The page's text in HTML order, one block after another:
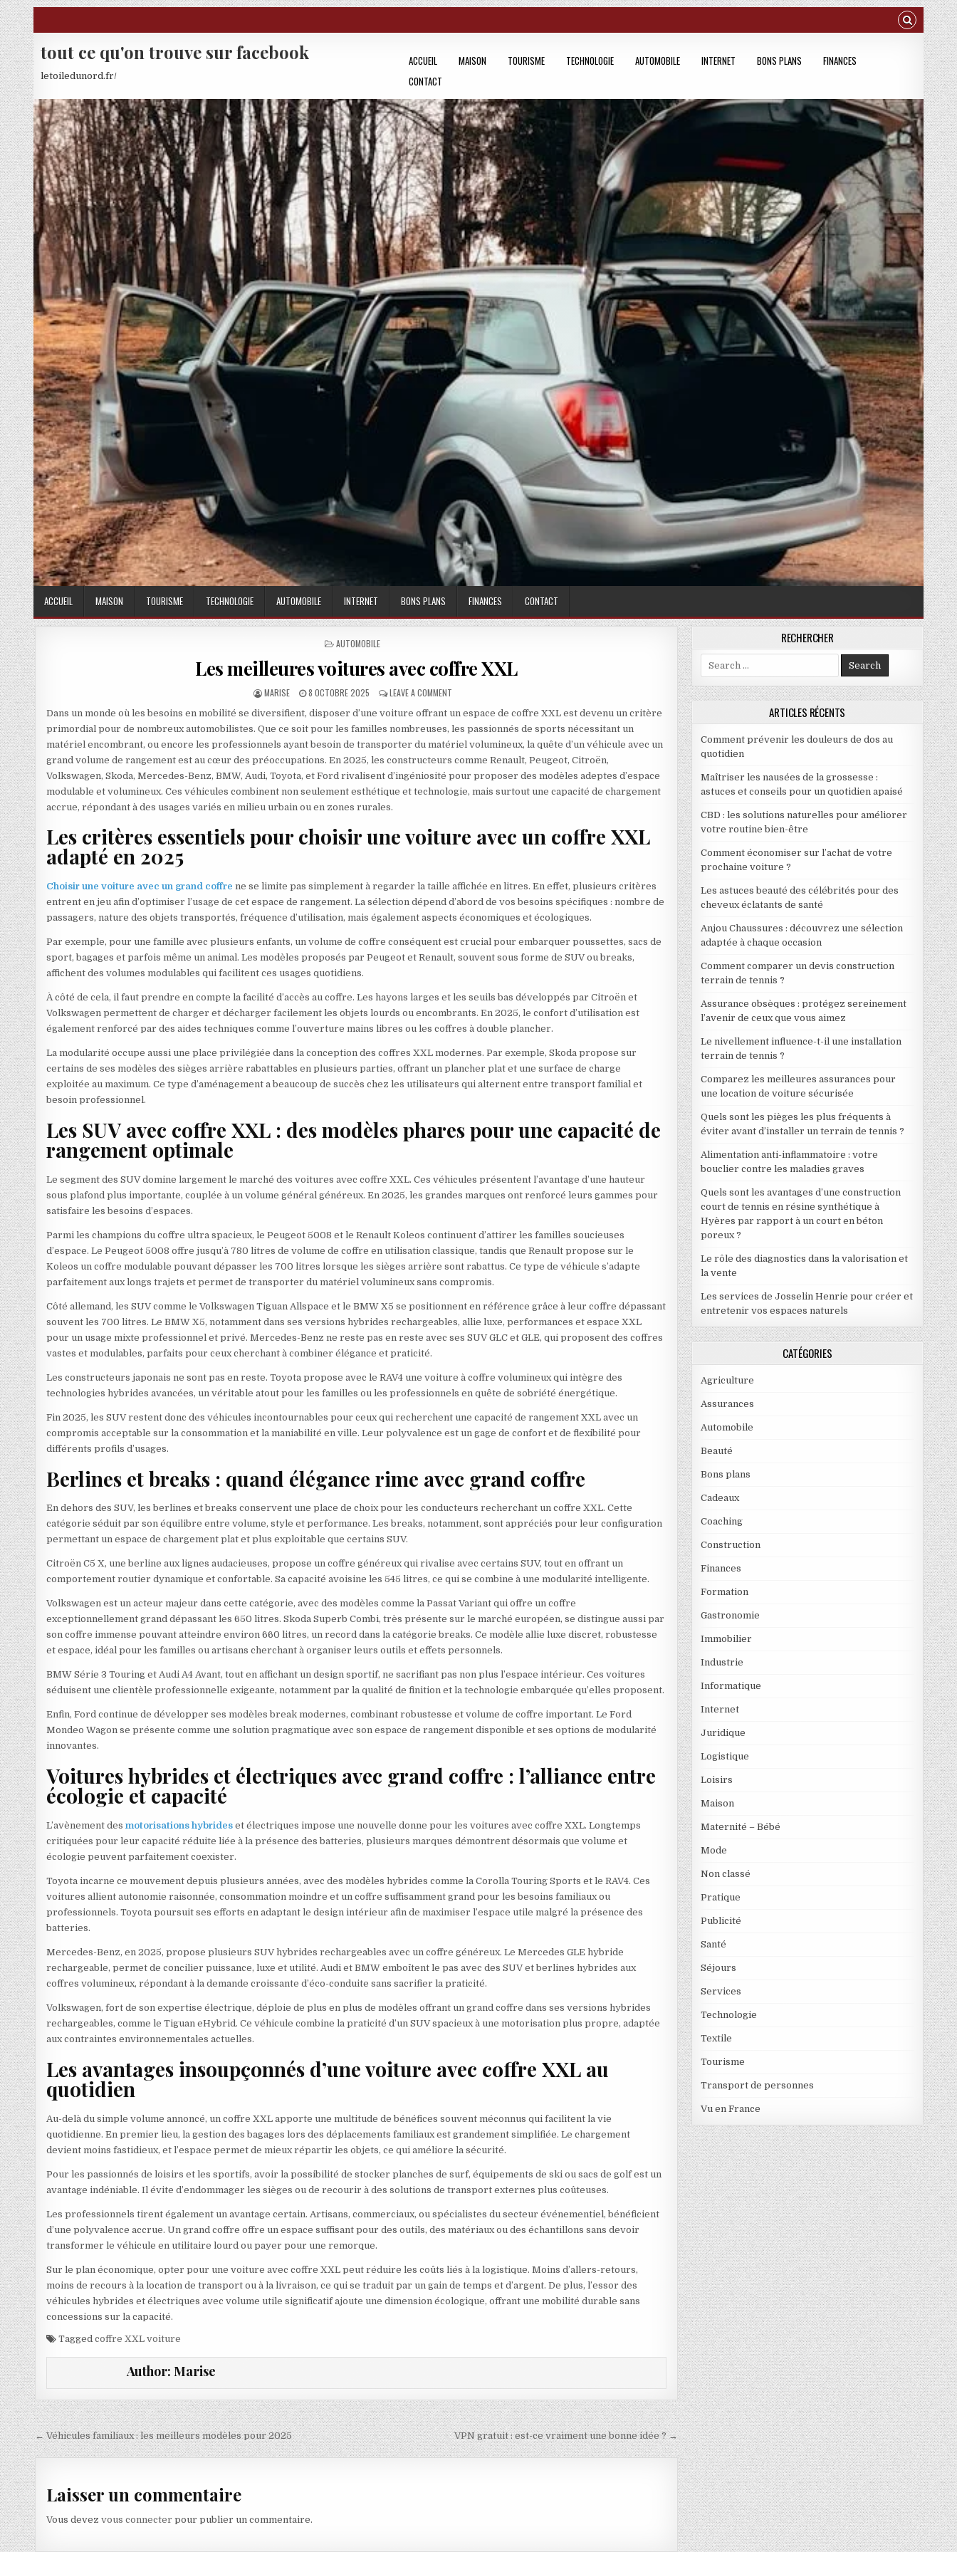
Skip to content
tout ce qu'on trouve sur facebook
letoiledunord.fr/
ACCUEIL MAISON TOURISME TECHNOLOGIE AUTOMOBILE INTERNET BONS PLANS
FINANCES
CONTACT
ACCUEIL MAISON TOURISME TECHNOLOGIE AUTOMOBILE INTERNET BONS PLANS FINANCES CONTACT
POSTED IN
AUTOMOBILE
Les meilleures voitures avec coffre XXL
AUTHOR:
MARISE PUBLISHED DATE:
8 OCTOBRE 2025 LEAVE A COMMENTON LES MEILLEURES VOITURES AVEC COFFRE XXL
Dans un monde où les besoins en mobilité se diversifient, disposer d’une voiture offrant un espace de coffre XXL est devenu un critère
primordial pour de nombreux automobilistes. Que ce soit pour les familles nombreuses, les passionnés de sports nécessitant un
matériel encombrant, ou encore les professionnels ayant besoin de transporter du matériel volumineux, la quête d’un véhicule avec un
grand volume de rangement est au cœur des préoccupations. En 2025, les constructeurs comme Renault, Peugeot, Citroën,
Volkswagen, Skoda, Mercedes-Benz, BMW, Audi, Toyota, et Ford rivalisent d’ingéniosité pour proposer des modèles adeptes d’espace
modulable et volumineux. Ces véhicules combinent non seulement esthétique et technologie, mais surtout une capacité de chargement
accrue, répondant à des usages variés en milieu urbain ou en zones rurales.
Les critères essentiels pour choisir une voiture avec un coffre XXL
adapté en 2025
Choisir une voiture avec un grand coffre ne se limite pas simplement à regarder la taille affichée en litres. En effet, plusieurs critères
entrent en jeu afin d’optimiser l’usage de cet espace de rangement. La sélection dépend d’abord de vos besoins spécifiques : nombre de
passagers, nature des objets transportés, fréquence d’utilisation, mais également aspects économiques et écologiques.
Par exemple, pour une famille avec plusieurs enfants, un volume de coffre conséquent est crucial pour embarquer poussettes, sacs de
sport, bagages et parfois même un animal. Les modèles proposés par Peugeot et Renault, souvent sous forme de SUV ou breaks,
affichent des volumes modulables qui facilitent ces usages quotidiens.
À côté de cela, il faut prendre en compte la facilité d’accès au coffre. Les hayons larges et les seuils bas développés par Citroën et
Volkswagen permettent de charger et décharger facilement les objets lourds ou encombrants. En 2025, le confort d’utilisation est
également renforcé par des aides techniques comme l’ouverture mains libres ou les coffres à double plancher.
La modularité occupe aussi une place privilégiée dans la conception des coffres XXL modernes. Par exemple, Skoda propose sur
certains de ses modèles des sièges arrière rabattables en plusieurs parties, offrant un plancher plat et une surface de charge
exploitée au maximum. Ce type d’aménagement a beaucoup de succès chez les utilisateurs qui alternent entre transport familial et
besoin professionnel.
Les SUV avec coffre XXL : des modèles phares pour une capacité de
rangement optimale
Le segment des SUV domine largement le marché des voitures avec coffre XXL. Ces véhicules présentent l’avantage d’une hauteur
sous plafond plus importante, couplée à un volume général généreux. En 2025, les grandes marques ont renforcé leurs gammes pour
satisfaire les besoins d’espaces.
Parmi les champions du coffre ultra spacieux, le Peugeot 5008 et le Renault Koleos continuent d’attirer les familles soucieuses
d’espace. Le Peugeot 5008 offre jusqu’à 780 litres de volume de coffre en utilisation classique, tandis que Renault propose sur le
Koleos un coffre modulable pouvant dépasser les 700 litres lorsque les sièges arrière sont rabattus. Ce type de véhicule s’adapte
parfaitement aux longs trajets et permet de transporter du matériel volumineux sans compromis.
Côté allemand, les SUV comme le Volkswagen Tiguan Allspace et le BMW X5 se positionnent en référence grâce à leur coffre dépassant
souvent les 700 litres. Le BMW X5, notamment dans ses versions hybrides rechargeables, allie luxe, performances et espace XXL
pour un usage mixte professionnel et privé. Mercedes-Benz ne reste pas en reste avec ses SUV GLC et GLE, qui proposent des coffres
vastes et modulables, parfaits pour ceux cherchant à combiner élégance et praticité.
Les constructeurs japonais ne sont pas en reste. Toyota propose avec le RAV4 une voiture à coffre volumineux qui intègre des
technologies hybrides avancées, un véritable atout pour les familles ou les professionnels en quête de sobriété énergétique.
Fin 2025, les SUV restent donc des véhicules incontournables pour ceux qui recherchent une capacité de rangement XXL avec un
compromis acceptable sur la consommation et la maniabilité en ville. Leur polyvalence est un gage de confort et de flexibilité pour
différents profils d’usages.
Berlines et breaks : quand élégance rime avec grand coffre
En dehors des SUV, les berlines et breaks conservent une place de choix pour les conducteurs recherchant un coffre XXL. Cette
catégorie séduit par son équilibre entre volume, style et performance. Les breaks, notamment, sont appréciés pour leur configuration
permettant un espace de chargement plat et plus exploitable que certains SUV.
Citroën C5 X, une berline aux lignes audacieuses, propose un coffre généreux qui rivalise avec certains SUV, tout en offrant un
comportement routier dynamique et confortable. Sa capacité avoisine les 545 litres, ce qui se combine à une modularité intelligente.
Volkswagen est un acteur majeur dans cette catégorie, avec des modèles comme la Passat Variant qui offre un coffre
exceptionnellement grand dépassant les 650 litres. Skoda Superb Combi, très présente sur le marché européen, se distingue aussi par
son coffre immense pouvant atteindre environ 660 litres, un record dans la catégorie breaks. Ce modèle allie luxe discret, robustesse
et espace, idéal pour les familles ou artisans cherchant à organiser leurs outils et effets personnels.
BMW Série 3 Touring et Audi A4 Avant, tout en affichant un design sportif, ne sacrifiant pas non plus l’espace intérieur. Ces voitures
séduisent une clientèle professionnelle exigeante, notamment par la qualité de finition et la technologie embarquée qu’elles proposent.
Enfin, Ford continue de développer ses modèles break modernes, combinant robustesse et volume de coffre important. Le Ford
Mondeo Wagon se présente comme une solution pragmatique avec son espace de rangement disponible et ses options de modularité
innovantes.
Voitures hybrides et électriques avec grand coffre : l’alliance entre
écologie et capacité
L’avènement desmotorisations hybrides et électriques impose une nouvelle donne pour les voitures avec coffre XXL. Longtemps
critiquées pour leur capacité réduite liée à la présence des batteries, plusieurs marques démontrent désormais que volume et
écologie peuvent parfaitement coexister.
Toyota incarne ce mouvement depuis plusieurs années, avec des modèles hybrides comme la Corolla Touring Sports et le RAV4. Ces
voitures allient autonomie raisonnée, consommation moindre et un coffre suffisamment grand pour les besoins familiaux ou
professionnels. Toyota poursuit ses efforts en adaptant le design intérieur afin de maximiser l’espace utile malgré la présence des
batteries.
Mercedes-Benz, en 2025, propose plusieurs SUV hybrides rechargeables avec un coffre généreux. Le Mercedes GLE hybride
rechargeable, permet de concilier puissance, luxe et utilité. Audi et BMW emboîtent le pas avec des SUV et berlines hybrides aux
coffres volumineux, répondant à la demande croissante d’éco-conduite sans sacrifier la praticité.
Volkswagen, fort de son expertise électrique, déploie de plus en plus de modèles offrant un grand coffre dans ses versions hybrides
rechargeables, comme le Tiguan eHybrid. Ce véhicule combine la praticité d’un SUV spacieux à une motorisation plus propre, adaptée
aux contraintes environnementales actuelles.
Les avantages insoupçonnés d’une voiture avec coffre XXL au
quotidien
Au-delà du simple volume annoncé, un coffre XXL apporte une multitude de bénéfices souvent méconnus qui facilitent la vie
quotidienne. En premier lieu, la gestion des bagages lors des déplacements familiaux est grandement simplifiée. Le chargement
devient moins fastidieux, et l’espace permet de mieux répartir les objets, ce qui améliore la sécurité.
Pour les passionnés de loisirs et les sportifs, avoir la possibilité de stocker planches de surf, équipements de ski ou sacs de golf est un
avantage indéniable. Il évite d’endommager les sièges ou de recourir à des solutions de transport externes plus coûteuses.
Les professionnels tirent également un avantage certain. Artisans, commerciaux, ou spécialistes du secteur événementiel, bénéficient
d’une polyvalence accrue. Un grand coffre offre un espace suffisant pour des outils, des matériaux ou des échantillons sans devoir
transformer le véhicule en utilitaire lourd ou payer pour une remorque.
Sur le plan économique, opter pour une voiture avec coffre XXL peut réduire les coûts liés à la logistique. Moins d’allers-retours,
moins de recours à la location de transport ou à la livraison, ce qui se traduit par un gain de temps et d’argent. De plus, l’essor des
véhicules hybrides et électriques avec volume utile significatif ajoute une dimension écologique, offrant une mobilité durable sans
concessions sur la capacité.
Taggedcoffre XXL voiture
Author: Marise
Navigation de l’article
← Véhicules familiaux : les meilleurs modèles pour 2025 VPN gratuit : est-ce vraiment une bonne idée ? →
Laisser un commentaire
Vous devezvous connecter pour publier un commentaire.
RECHERCHER
Search for:
ARTICLES RÉCENTS
Comment prévenir les douleurs de dos au
quotidien
Maîtriser les nausées de la grossesse :
astuces et conseils pour un quotidien apaisé
CBD : les solutions naturelles pour améliorer
votre routine bien-être
Comment économiser sur l’achat de votre
prochaine voiture ?
Les astuces beauté des célébrités pour des
cheveux éclatants de santé
Anjou Chaussures : découvrez une sélection
adaptée à chaque occasion
Comment comparer un devis construction
terrain de tennis ?
Assurance obsèques : protégez sereinement
l’avenir de ceux que vous aimez
Le nivellement influence-t-il une installation
terrain de tennis ?
Comparez les meilleures assurances pour
une location de voiture sécurisée
Quels sont les pièges les plus fréquents à
éviter avant d’installer un terrain de tennis ?
Alimentation anti-inflammatoire : votre
bouclier contre les maladies graves
Quels sont les avantages d’une construction
court de tennis en résine synthétique à
Hyères par rapport à un court en béton
poreux ?
Le rôle des diagnostics dans la valorisation et
la vente
Les services de Josselin Henrie pour créer et
entretenir vos espaces naturels
CATÉGORIES
Agriculture
Assurances
Automobile
Beauté
Bons plans
Cadeaux
Coaching
Construction
Finances
Formation
Gastronomie
Immobilier
Industrie
Informatique
Internet
Juridique
Logistique
Loisirs
Maison
Maternité – Bébé
Mode
Non classé
Pratique
Publicité
Santé
Séjours
Services
Technologie
Textile
Tourisme
Transport de personnes
Vu en France